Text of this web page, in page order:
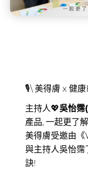
🎙\ 美得膚 x 健
主持人💖吳怡
產品, 一起更了
美得膚受邀由
與主持人吳怡霈
訣!